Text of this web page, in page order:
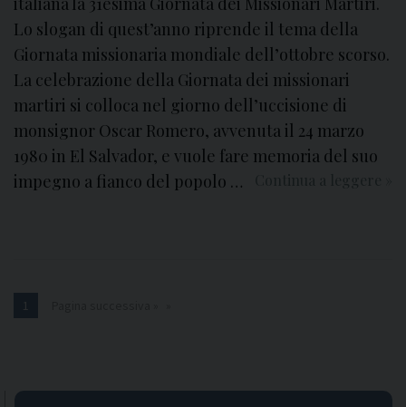
Lo slogan di quest’anno riprende il tema della
Giornata missionaria mondiale dell’ottobre scorso.
La celebrazione della Giornata dei missionari
martiri si colloca nel giorno dell’uccisione di
monsignor Oscar Romero, avvenuta il 24 marzo
1980 in El Salvador, e vuole fare memoria del suo
impegno a fianco del popolo …
1